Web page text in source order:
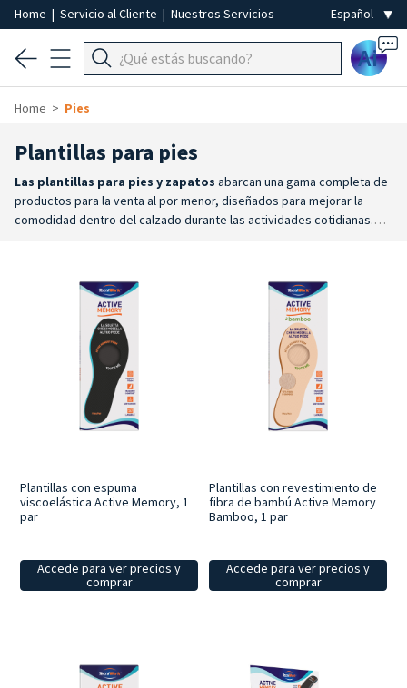
Home | Servicio al Cliente | Nuestros Servicios
Ai
Home Pies
Plantillas para pies
Las plantillas para pies y zapatos abarcan una gama completa de
productos para la venta al por menor, diseñados para mejorar la
comodidad dentro del calzado durante las actividades cotidianas.
Amplia selección
: la gama incluye plantillas de longitud
completa y de ¾, disponibles en numerosas tallas y configuraciones
para adaptarse a las diferentes necesidades.
Para cada uso
plantillas específicas para el trabajo, el deporte, el ocio y las
actividades cotidianas, además de modelos diseñados para dar
soporte al arco plantar, la zona metatarsiana y el talón. Comodidad
personalizada: la espuma con memoria, los materiales térmicos, las
plantillas amortiguadoras y otras soluciones permiten elegir el
diseñadas para mejorar la comodidad al caminar y contribuir al
bienestar del pie en las actividades cotidianas.
Plantillas con espuma
viscoelástica Active Memory, 1
par
Accede para ver precios y
comprar
Plantillas con revestimiento de
fibra de bambú Active Memory
Bamboo, 1 par
Accede para ver precios y
comprar